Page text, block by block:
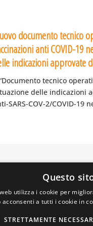
documento tecnico
anti COVID-19
indicazioni approvate
tecnico
delle indicazioni
SARS-COV-2/COVID-19
PRIVATA DELLA
DA
Questo
utilizza i cookie per
acconsenti a tutti i cookie in
STRETTAMENTE